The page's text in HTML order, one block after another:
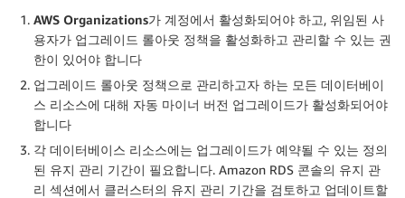
AWS Organizations가 계정에서 활성화되어야 하고, 위임된 사
용자가 업그레이드 롤아웃 정책을 활성화하고 관리할 수 있는 권
한이 있어야 합니다
업그레이드 롤아웃 정책으로 관리하고자 하는 모든 데이터베이
스 리소스에 대해 자동 마이너 버전 업그레이드가 활성화되어야
합니다
각 데이터베이스 리소스에는 업그레이드가 예약될 수 있는 정의
된 유지 관리 기간이 필요합니다. Amazon RDS 콘솔의 유지 관
리 섹션에서 클러스터의 유지 관리 기간을 검토하고 업데이트할